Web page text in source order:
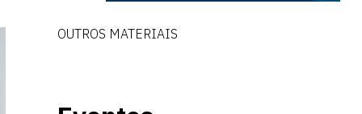
OUTROS MATERIAIS